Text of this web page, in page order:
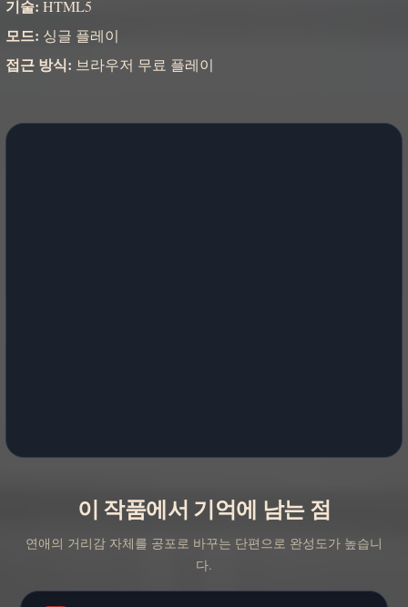
기술: HTML5
모드: 싱글 플레이
접근 방식: 브라우저 무료 플레이
이 작품에서 기억에 남는 점
연애의 거리감 자체를 공포로 바꾸는 단편으로 완성도가 높습니
다.